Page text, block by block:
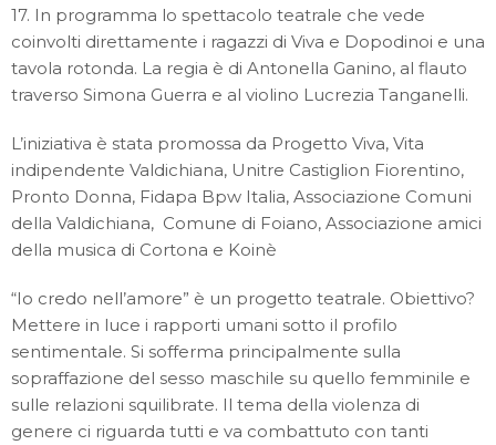
17. In programma lo spettacolo teatrale che vede
coinvolti direttamente i ragazzi di Viva e Dopodinoi e una
tavola rotonda. La regia è di Antonella Ganino, al flauto
traverso Simona Guerra e al violino Lucrezia Tanganelli.
L’iniziativa è stata promossa da Progetto Viva, Vita
indipendente Valdichiana, Unitre Castiglion Fiorentino,
Pronto Donna, Fidapa Bpw Italia, Associazione Comuni
della Valdichiana, Comune di Foiano, Associazione amici
della musica di Cortona e Koinè
“Io credo nell’amore” è un progetto teatrale. Obiettivo?
Mettere in luce i rapporti umani sotto il profilo
sentimentale. Si sofferma principalmente sulla
sopraffazione del sesso maschile su quello femminile e
sulle relazioni squilibrate. Il tema della violenza di
genere ci riguarda tutti e va combattuto con tanti